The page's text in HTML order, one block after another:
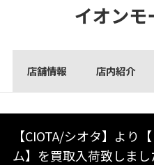
イオンモ
店舗情報 店内紹介
【CIOTA/シオタ】より
ム】を買取入荷致しまし